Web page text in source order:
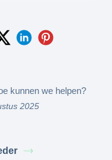
kunnen we helpen?
2025